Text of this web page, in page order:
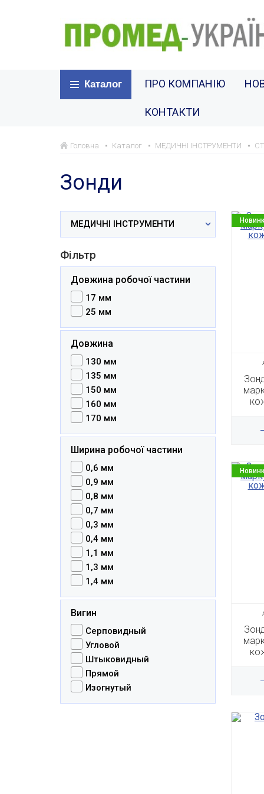
Каталог ПРО КОМПАНІЮ
КОНТАКТИ
Головна Каталог МЕДИЧНІ ІНСТРУМЕНТИ
Зонди
МЕДИЧНІ ІНСТРУМЕНТИ
Фільтр
Довжина робочої частини
17 мм
25 мм
Довжина
130 мм
135 мм
150 мм
160 мм
170 мм
Ширина робочої частини
0,6 мм
0,9 мм
0,8 мм
0,7 мм
0,3 мм
0,4 мм
1,1 мм
1,3 мм
1,4 мм
Вигин
Серповидный
Угловой
Штыковидный
Прямой
Изогнутый